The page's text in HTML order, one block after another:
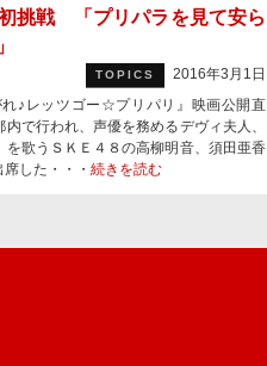
挑戦 「プリパラを見て安ら
TOPICS
2016年3月1日
♪レッツゴー☆プリパリ』映画公開直
で行われ、声優を務めるデヴィ夫人、
歌うＳＫＥ４８の高柳明音、須田亜香
した・・・ 続きを読む